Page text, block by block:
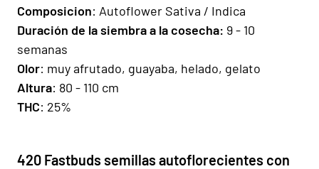
Composicion: Autoflower Sativa / Indica
Duración de la siembra a la cosecha: 9 - 10
semanas
Olor: muy afrutado, guayaba, helado, gelato
Altura: 80 - 110 cm
THC: 25%
420 Fastbuds semillas autoflorecientes con